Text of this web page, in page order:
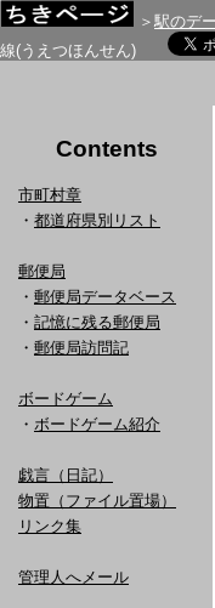
＞ 駅のデ
線(うえつほんせん)
Contents
市町村章
・ 都道府県別リスト
郵便局
・ 郵便局データベース
・ 記憶に残る郵便局
・ 郵便局訪問記
ボードゲーム
・ ボードゲーム紹介
戯言（日記）
物置（ファイル置場）
リンク集
管理人へメール